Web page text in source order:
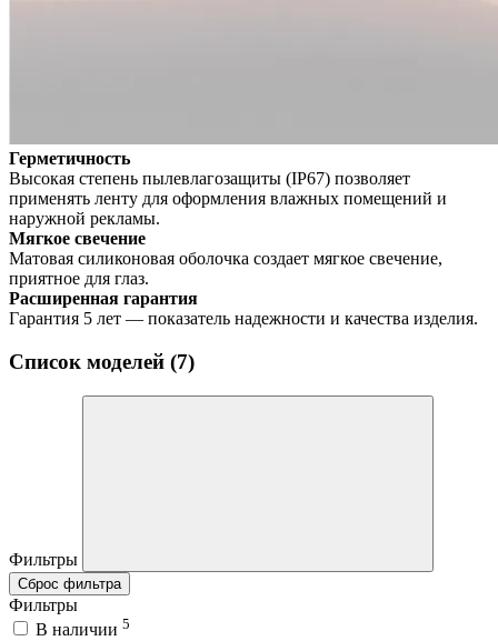
Герметичность
Высокая степень пылевлагозащиты (IP67) позволяет
применять ленту для оформления влажных помещений и
наружной рекламы.
Мягкое свечение
Матовая силиконовая оболочка создает мягкое свечение,
приятное для глаз.
Расширенная гарантия
Гарантия 5 лет — показатель надежности и качества изделия.
Список моделей (7)
Фильтры
Сброс фильтра
Фильтры
В наличии 5